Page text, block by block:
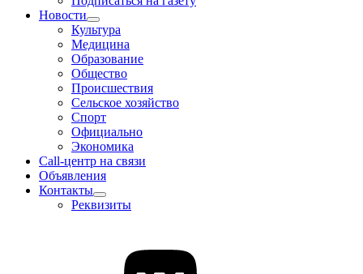
Новости
Культура
Медицина
Образование
Общество
Происшествия
Сельское хозяйство
Спорт
Официально
Экономика
Call-центр на связи
Объявления
Контакты
Реквизиты